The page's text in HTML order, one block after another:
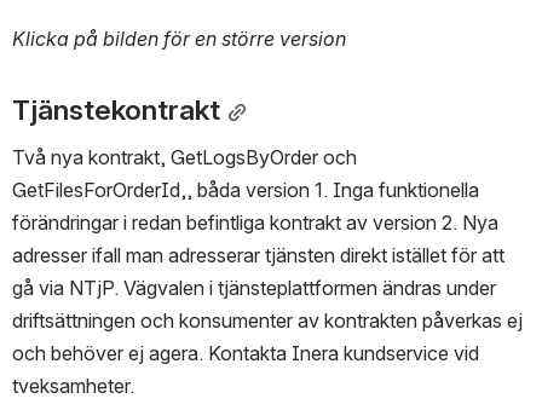
Klicka på bilden för en större version
Tjänstekontrakt
Två nya kontrakt, GetLogsByOrder och
GetFilesForOrderId,, båda version 1. Inga funktionella
förändringar i redan befintliga kontrakt av version 2. Nya
adresser ifall man adresserar tjänsten direkt istället för att
gå via NTjP. Vägvalen i tjänsteplattformen ändras under
driftsättningen och konsumenter av kontrakten påverkas ej
och behöver ej agera. Kontakta Inera kundservice vid
tveksamheter.